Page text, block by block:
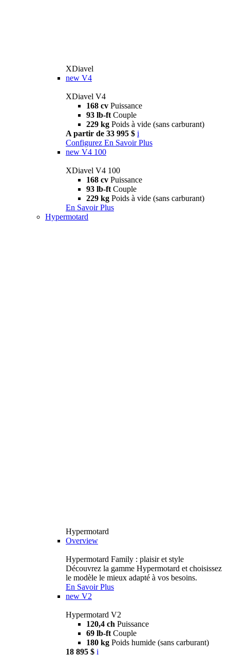
XDiavel
new V4
XDiavel V4
168 cv Puissance
93 lb-ft Couple
229 kg Poids à vide (sans carburant)
A partir de 33 995 $ i
Configurez En Savoir Plus
new V4 100
XDiavel V4 100
168 cv Puissance
93 lb-ft Couple
229 kg Poids à vide (sans carburant)
En Savoir Plus
Hypermotard
Hypermotard
Overview
Hypermotard Family : plaisir et style
Découvrez la gamme Hypermotard et choisissez
le modèle le mieux adapté à vos besoins.
En Savoir Plus
new V2
Hypermotard V2
120,4 ch Puissance
69 lb-ft Couple
180 kg Poids humide (sans carburant)
18 895 $ i